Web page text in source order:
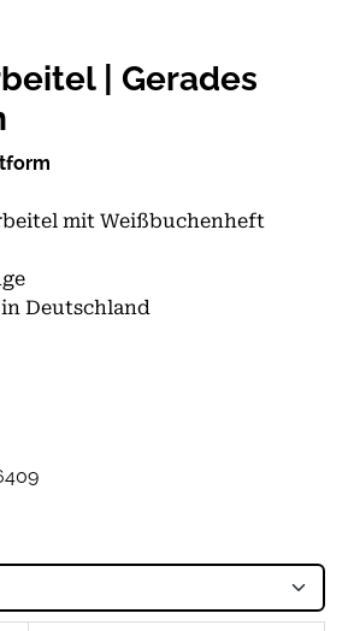
| Gerades
mit Weißbuchenheft
Deutschland